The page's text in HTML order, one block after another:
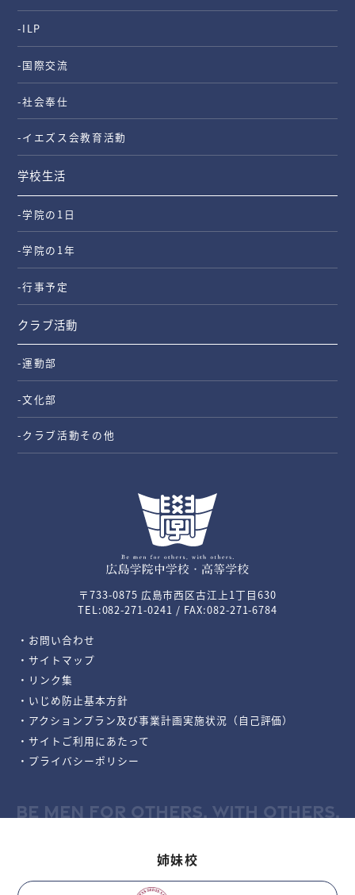
〒733-0875 広島市西区古江上1丁目630
TEL:082-271-0241 / FAX:082-271-6784
・お問い合わせ
・サイトマップ
・リンク集
・いじめ防止基本方針
・アクションプラン及び事業計画実施状況（自己評価）
・サイトご利用にあたって
・プライバシーポリシー
-ILP
-国際交流
-社会奉仕
-イエズス会教育活動
学校生活
-学院の1日
-学院の1年
-行事予定
クラブ活動
-運動部
-文化部
-クラブ活動その他
BE MEN FOR OTHERS, WITH OTHERS.
姉妹校